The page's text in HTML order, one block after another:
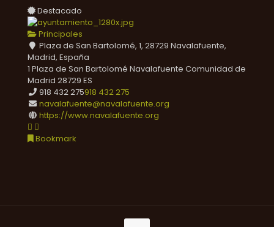
Destacado
Principales
Plaza de San Bartolomé, 1, 28729 Navalafuente,
Madrid, España
1 Plaza de San Bartolomé Navalafuente Comunidad de
Madrid 28729 ES
918 432 275918 432 275
navalafuente@navalafuente.org
https://www.navalafuente.org
Bookmark